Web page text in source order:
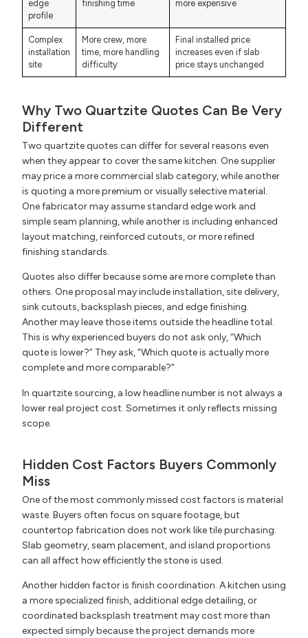
edge
profile
finishing time more expensive
Complex
installation
site
More crew, more
time, more handling
difficulty
Final installed price
increases even if slab
price stays unchanged
Why Two Quartzite Quotes Can Be Very
Different
Two quartzite quotes can differ for several reasons even
when they appear to cover the same kitchen. One supplier
may price a more commercial slab category, while another
is quoting a more premium or visually selective material.
One fabricator may assume standard edge work and
simple seam planning, while another is including enhanced
layout matching, reinforced cutouts, or more refined
finishing standards.
Quotes also differ because some are more complete than
others. One proposal may include installation, site delivery,
sink cutouts, backsplash pieces, and edge finishing.
Another may leave those items outside the headline total.
This is why experienced buyers do not ask only, “Which
quote is lower?” They ask, “Which quote is actually more
complete and more comparable?”
In quartzite sourcing, a low headline number is not always a
lower real project cost. Sometimes it only reflects missing
scope.
Hidden Cost Factors Buyers Commonly
Miss
One of the most commonly missed cost factors is material
waste. Buyers often focus on square footage, but
countertop fabrication does not work like tile purchasing.
Slab geometry, seam placement, and island proportions
can all affect how efficiently the stone is used.
Another hidden factor is finish coordination. A kitchen using
a more specialized finish, additional edge detailing, or
coordinated backsplash treatment may cost more than
expected simply because the project demands more